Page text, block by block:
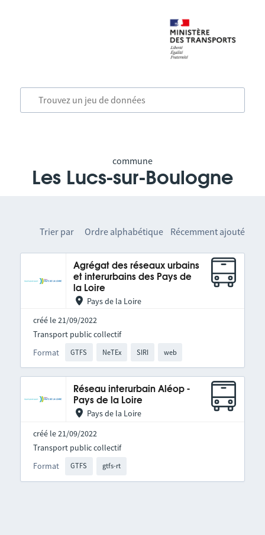
commune
Les Lucs-sur-Boulogne
Trier par Ordre alphabétique Récemment ajouté
Agrégat des réseaux urbains
et interurbains des Pays de
la Loire
Pays de la Loire
créé le 21/09/2022
Format GTFS NeTEx SIRI web
Transport public collectif
Réseau interurbain Aléop -
Pays de la Loire
Pays de la Loire
créé le 21/09/2022
Format GTFS gtfs-rt
Transport public collectif